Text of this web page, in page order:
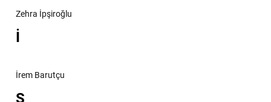
Zehra İpşiroğlu
İ
İrem Barutçu
Ş